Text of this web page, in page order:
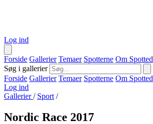
Log ind
Forside Gallerier Temaer Spotterne Om Spotted
Søg i gallerier
Forside Gallerier Temaer Spotterne Om Spotted
Log ind
Gallerier/ Sport /
Nordic Race 2017